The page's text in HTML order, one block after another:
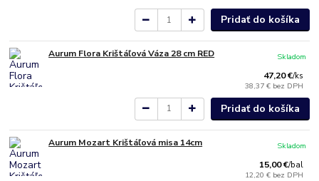
Pridať do košíka
Aurum Flora Krištáľová Váza 28 cm RED
47,20 €/ks
38,37 € bez DPH
Skladom
Pridať do košíka
Aurum Mozart Krištáľová misa 14cm
15,00 €/bal
12,20 € bez DPH
Skladom